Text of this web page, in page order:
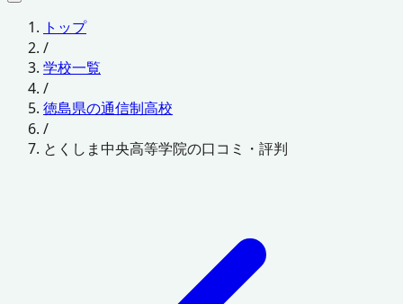
トップ
/
学校一覧
/
徳島県の通信制高校
/
とくしま中央高等学院の口コミ・評判